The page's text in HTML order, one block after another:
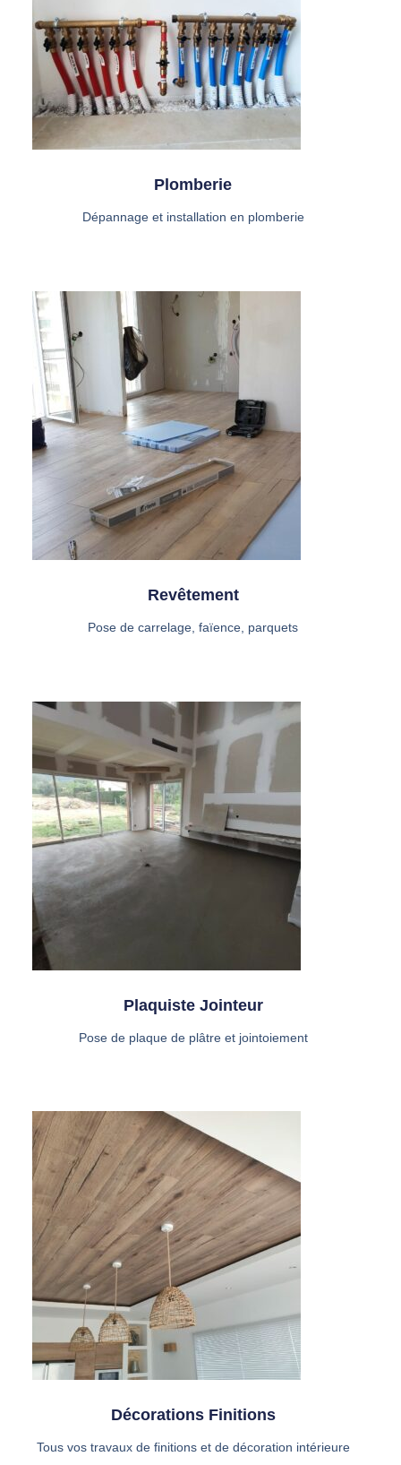
Plomberie
Dépannage et installation en plomberie
Revêtement
Pose de carrelage, faïence, parquets
Plaquiste Jointeur
Pose de plaque de plâtre et jointoiement
Décorations Finitions
Tous vos travaux de finitions et de décoration intérieure